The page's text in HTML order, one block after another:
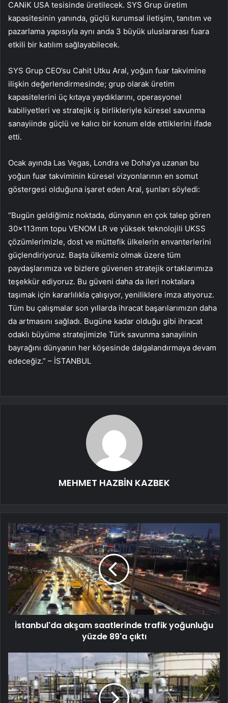
CANiK USA tesisinde üretilecek. SYS Grup üretim
kapasitesinin yanında, güçlü kurumsal iletişim, tanıtım ve
pazarlama yapısıyla aynı anda 3 büyük uluslararası fuara
etkili bir katılım sağlayabilecek.
SYS Grup CEO’su Cahit Utku Aral, yoğun fuar takvimine
ilişkin değerlendirmesinde; grup olarak üretim
kapasitelerini üç kıtaya yaydıklarını, operasyonel
kabiliyetleri ve stratejik iş birlikleriyle küresel savunma
sanayiinde güçlü ve kalıcı bir konum elde ettiklerini ifade
etti.
Ocak ayında Las Vegas, Londra ve Doha’ya uzanan bu
yoğun fuar takviminin küresel vizyonlarının en somut
göstergesi olduğuna işaret eden Aral, şunları söyledi:
“Bugün geldiğimiz noktada, dünyanın en çok talep gören
30x113mm topu VENOM LR ve yüksek teknolojili UKSS
çözümlerimizle, dost ve müttefik ülkelerin envanterlerini
güçlendiriyoruz. Başta ülkemiz olmak üzere tüm
paydaşlarımıza ve bizlere güvenen stratejik ortaklarımıza
teşekkür ediyoruz. Bu güveni daha da ileri noktalara
taşımak için kararlılıkla çalışıyor, yeniliklere imza atıyoruz.
Tüm bu çalışmalar son yıllarda ihracat başarılarımızın daha
da artmasını sağladı. Bugüne kadar olduğu gibi ihracat
odaklı büyüme stratejimizle Türk savunma sanayiinin
bayrağını dünyanın her köşesinde dalgalandırmaya devam
edeceğiz.” – İSTANBUL
MEHMET HAZBİN KAZBEK
İstanbul'da akşam saatlerinde trafik yoğunluğu
yüzde 89'a çıktı